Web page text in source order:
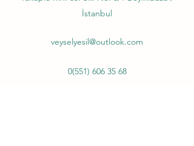
İstanbul
veyselyesil@outlook.com
0(551) 606 35 68